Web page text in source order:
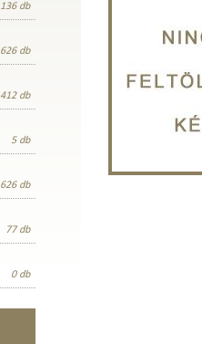
136 db
626 db
412 db
5 db
626 db
77 db
0 db